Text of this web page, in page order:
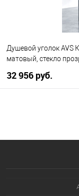
Душевой уголок AVS
матовый, стекло
32 956 руб.